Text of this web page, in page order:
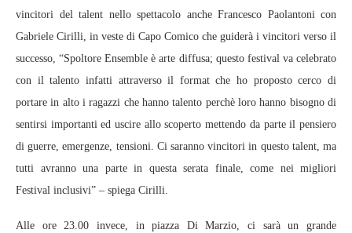
vincitori del talent nello spettacolo anche Francesco Paolantoni con
Gabriele Cirilli, in veste di Capo Comico che guiderà i vincitori verso il
successo, “Spoltore Ensemble è arte diffusa; questo festival va celebrato
con il talento infatti attraverso il format che ho proposto cerco di
portare in alto i ragazzi che hanno talento perchè loro hanno bisogno di
sentirsi importanti ed uscire allo scoperto mettendo da parte il pensiero
di guerre, emergenze, tensioni. Ci saranno vincitori in questo talent, ma
tutti avranno una parte in questa serata finale, come nei migliori
Festival inclusivi” – spiega Cirilli.
Alle ore 23.00 invece, in piazza Di Marzio, ci sarà un grande